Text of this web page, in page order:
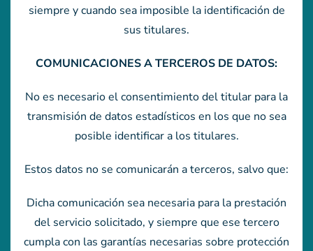
siempre y cuando sea imposible la identificación de
sus titulares.
COMUNICACIONES A TERCEROS DE DATOS:
No es necesario el consentimiento del titular para la
transmisión de datos estadísticos en los que no sea
posible identificar a los titulares.
Estos datos no se comunicarán a terceros, salvo que:
Dicha comunicación sea necesaria para la prestación
del servicio solicitado, y siempre que ese tercero
cumpla con las garantías necesarias sobre protección